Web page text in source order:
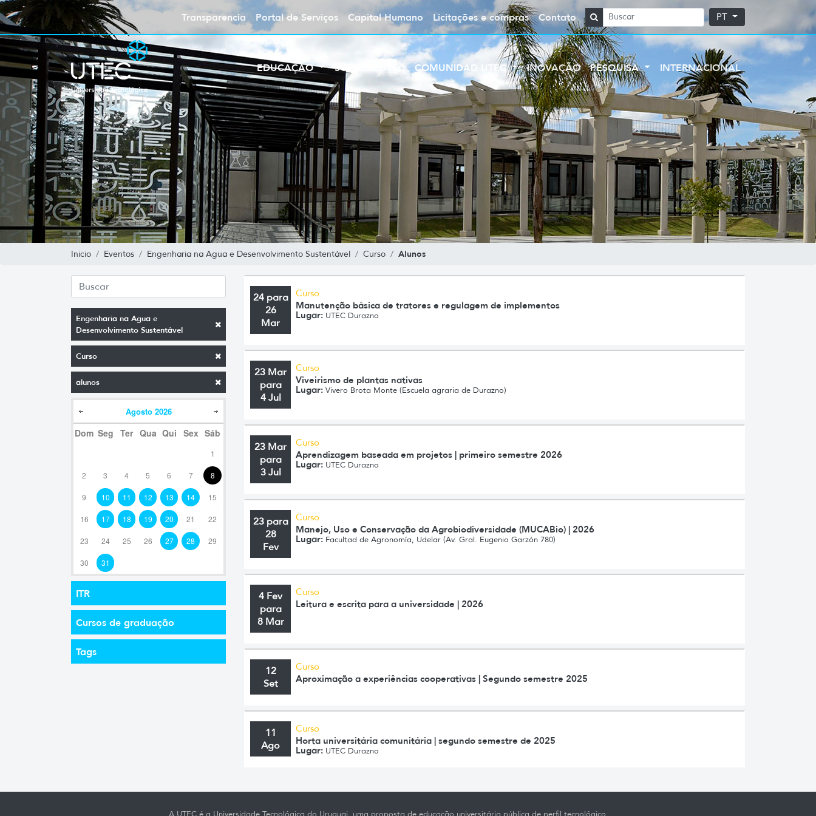
Transparencia Portal de Serviços Capital Humano Licitações e compras Contato PT
EDUCAÇÃO SOBRE A UTEC COMUNIDAD UTEC INOVAÇÃO PESQUISA INTERNACIONAL
Inicio Eventos Engenharia na Agua e Desenvolvimento Sustentável Curso Alunos
Engenharia na Agua e
Desenvolvimento Sustentável
Curso
alunos
Agosto 2026
Dom Seg Ter Qua Qui Sex Sáb
1
2 3 4 5 6 7 8
9 10 11 12 13 14 15
16 17 18 19 20 21 22
23 24 25 26 27 28 29
30 31
ITR
Cursos de graduação
Tags
24 para
26
Mar
Curso
Manutenção básica de tratores e regulagem de implementos
Lugar: UTEC Durazno
23 Mar
para
4 Jul
Curso
Viveirismo de plantas nativas
Lugar: Vivero Brota Monte (Escuela agraria de Durazno)
23 Mar
para
3 Jul
Curso
Aprendizagem baseada em projetos | primeiro semestre 2026
Lugar: UTEC Durazno
23 para
28
Fev
Curso
Manejo, Uso e Conservação da Agrobiodiversidade (MUCABio) | 2026
Lugar: Facultad de Agronomía, Udelar (Av. Gral. Eugenio Garzón 780)
4 Fev
para
8 Mar
Curso
Leitura e escrita para a universidade | 2026
12
Set
Curso
Aproximação a experiências cooperativas | Segundo semestre 2025
11
Ago
Curso
Horta universitária comunitária | segundo semestre de 2025
Lugar: UTEC Durazno
A UTEC é a Universidade Tecnológica do Uruguai, uma proposta de educação universitária pública de perfil tecnológico,